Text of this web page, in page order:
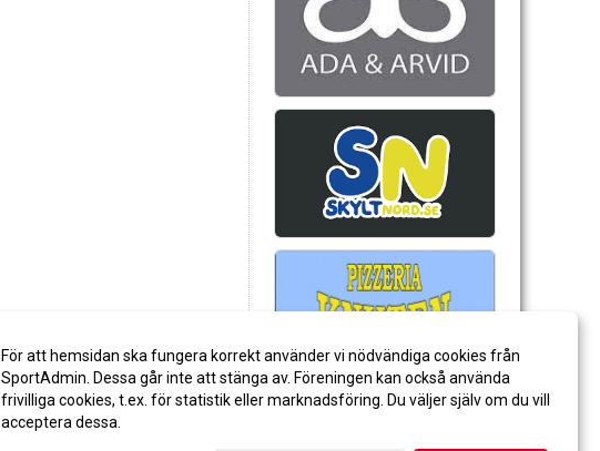
För att hemsidan ska fungera korrekt använder vi nödvändiga cookies från
SportAdmin. Dessa går inte att stänga av. Föreningen kan också använda
frivilliga cookies, t.ex. för statistik eller marknadsföring. Du väljer själv om du vill
acceptera dessa.